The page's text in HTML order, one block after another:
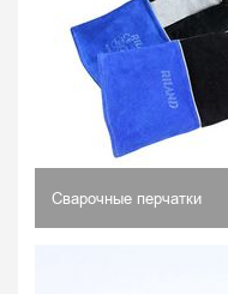
Сварочные перчатки